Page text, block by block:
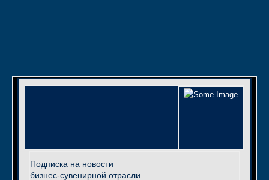
Подписка на новости
бизнес-сувенирной отрасли